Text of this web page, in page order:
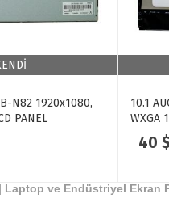
N82 1920x1080,
PANEL
10.1
WXGA
40
Laptop ve Endüstriyel Ekran